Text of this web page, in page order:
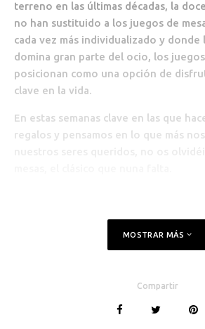
terreno en las últimas décadas, la
no han sustituido a los juegos de
cada vez más individualizado y donde
domina gran parte del ocio, los juegos
posicionan como una opción de
clave en la vida.
En estas semanas clave en las que
regalos y pensamos en lo que más
MOSTRAR MÁS
Compartir